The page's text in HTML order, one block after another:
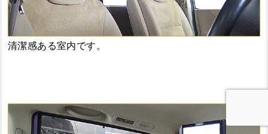
清潔感ある室内です。